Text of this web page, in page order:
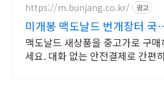
https://m.bunjang.co.kr/ 광고
미개봉 맥도날드 번개장터 국
최대 브랜드 중고거래
맥도날드 새상품을 중고가로 구매
세요. 대화 없는 안전결제로 간편